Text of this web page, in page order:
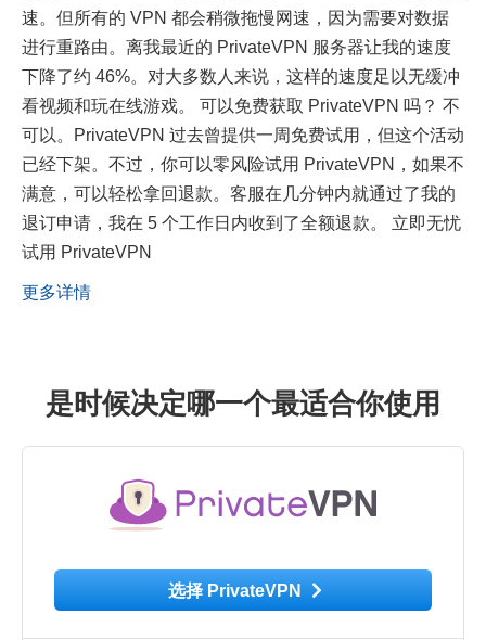
速。但所有的 VPN 都会稍微拖慢网速，因为需要对数据
进行重路由。离我最近的 PrivateVPN 服务器让我的速度
下降了约 46%。对大多数人来说，这样的速度足以无缓冲
看视频和玩在线游戏。 可以免费获取 PrivateVPN 吗？ 不
可以。PrivateVPN 过去曾提供一周免费试用，但这个活动
已经下架。不过，你可以零风险试用 PrivateVPN，如果不
满意，可以轻松拿回退款。客服在几分钟内就通过了我的
退订申请，我在 5 个工作日内收到了全额退款。 立即无忧
试用 PrivateVPN
更多详情
是时候决定哪一个最适合你使用
选择 PrivateVPN